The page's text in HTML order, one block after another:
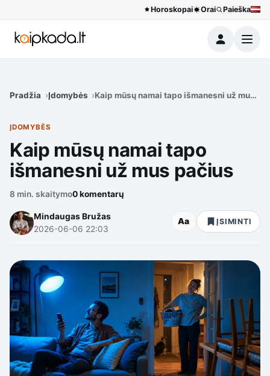
Horoskopai Orai Paieška
Meniu
Pradžia Įdomybės Kaip mūsų namai tapo išmanesni už mus
ĮDOMYBĖS
Kaip mūsų namai tapo
išmanesni už mus pačius
8 min. skaitymo0 komentarų
Mindaugas Bružas
2026-06-06 22:03
Aa ĮSIMINTI